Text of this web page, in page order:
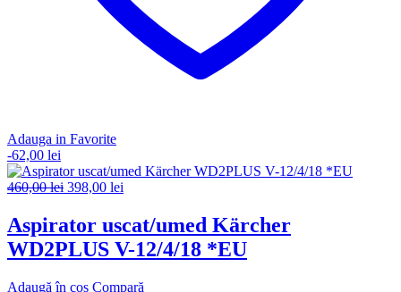
Adauga in Favorite
-62,00 lei
460,00lei Prețul
a
fost:
460,00 lei.
398,00 lei
este:
398,00 lei.
Aspirator uscat/umed Kärcher
WD2PLUS V-12/4/18 *EU
Adaugă în coș Compară